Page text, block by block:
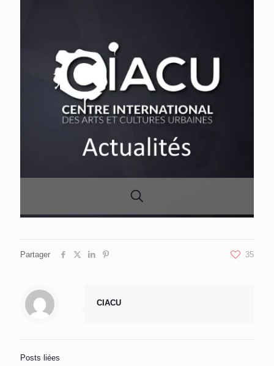
Partager 35
CIACU
Posts liées